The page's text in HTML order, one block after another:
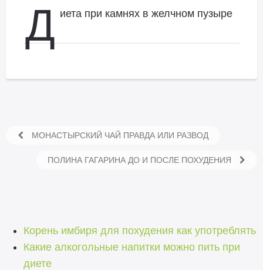
Д иета при камнях в желчном пузыре
МОНАСТЫРСКИЙ ЧАЙ ПРАВДА ИЛИ РАЗВОД
ПОЛИНА ГАГАРИНА ДО И ПОСЛЕ ПОХУДЕНИЯ
Корень имбиря для похудения как употреблять
Какие алкогольные напитки можно пить при
диете